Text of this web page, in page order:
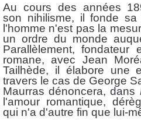
Au cours des années
son nihilisme, il fonde
l'homme n'est pas la
un ordre du monde
Parallèlement, fondateur
romane, avec Jean
Tailhède, il élabore une
travers le cas de George
Maurras dénoncera, dans
l'amour romantique,
qui n'a d'autre fin que lui-